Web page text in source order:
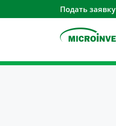
Подать заявку